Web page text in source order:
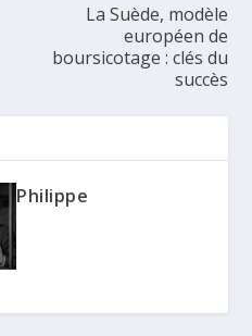
La Suède, modèle
européen de
boursicotage : clés du
succès
Philippe